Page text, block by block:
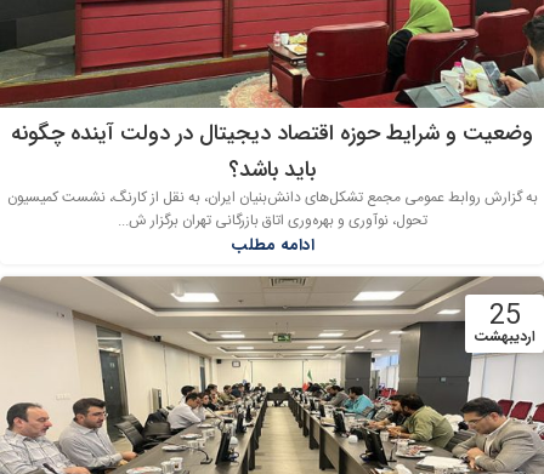
وضعیت و شرایط حوزه اقتصاد دیجیتال در دولت آینده چگونه
باید باشد؟
به گزارش روابط عمومی مجمع تشکل‌های دانش‌بنیان ایران، به نقل از کارنگ، نشست کمیسیون
تحول، نوآوری و بهره‌وری اتاق بازرگانی تهران برگزار ش...
ادامه مطلب
25
اردیبهشت